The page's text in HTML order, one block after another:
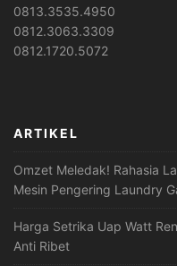
0813.3535.4950
0812.3063.3309
0812.1720.5072
ARTIKEL
Omzet Meledak! Rahasia
Mesin Pengering Laundry
Harga Setrika Uap Watt
Anti Ribet